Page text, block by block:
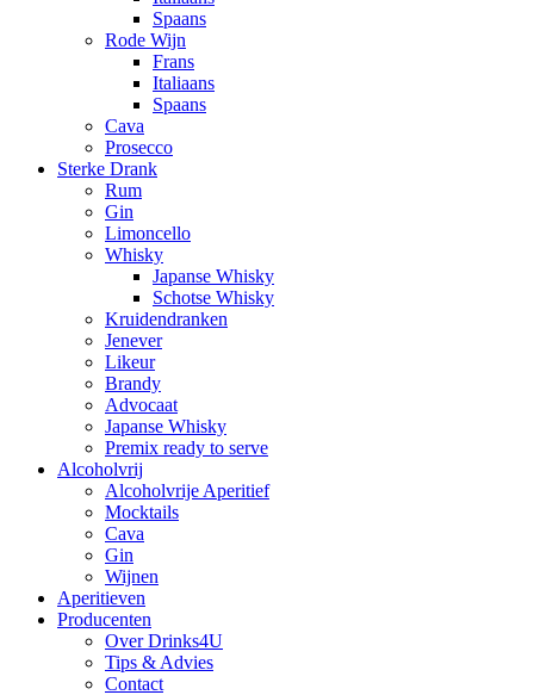
Spaans
Rode Wijn
Frans
Italiaans
Spaans
Cava
Prosecco
Sterke Drank
Rum
Gin
Limoncello
Whisky
Japanse Whisky
Schotse Whisky
Kruidendranken
Jenever
Likeur
Brandy
Advocaat
Japanse Whisky
Premix ready to serve
Alcoholvrij
Alcoholvrije Aperitief
Mocktails
Cava
Gin
Wijnen
Aperitieven
Producenten
Over Drinks4U
Tips & Advies
Contact